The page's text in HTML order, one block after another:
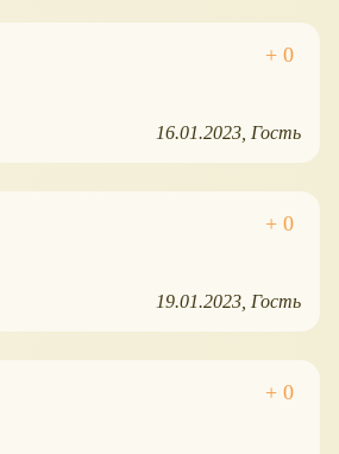
16.01.2023 Гость
19.01.2023 Гость